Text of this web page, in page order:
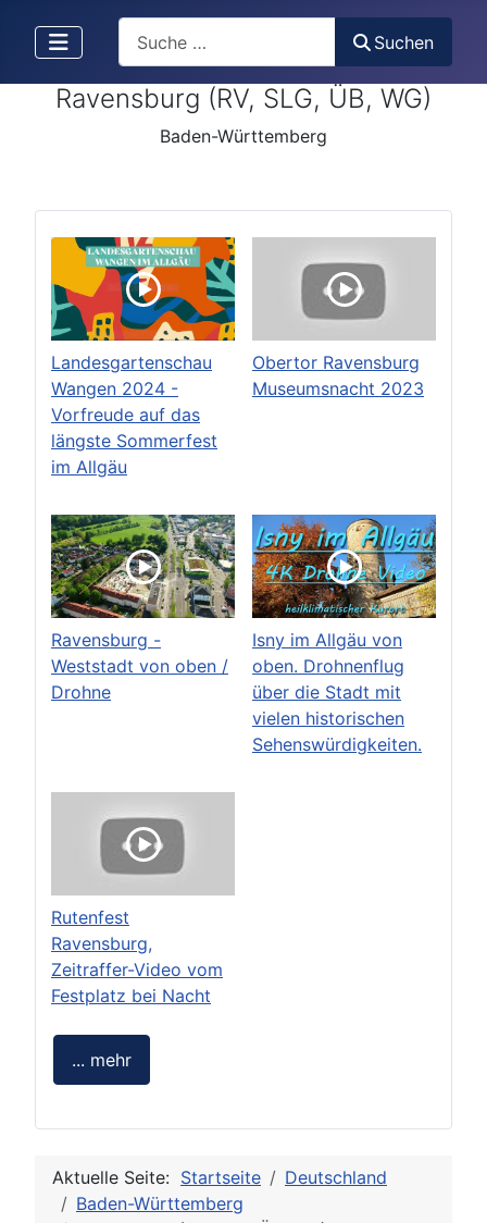
Suchen
Ravensburg (RV, SLG, ÜB, WG)
Baden-Württemberg
Landesgartenschau
Wangen 2024 -
Vorfreude auf das
längste Sommerfest
im Allgäu
Obertor Ravensburg
Museumsnacht 2023
Ravensburg -
Weststadt von oben /
Drohne
Isny im Allgäu von
oben. Drohnenflug
über die Stadt mit
vielen historischen
Sehenswürdigkeiten.
Rutenfest
Ravensburg,
Zeitraffer-Video vom
Festplatz bei Nacht
... mehr
Aktuelle Seite: Startseite
Deutschland
Baden-Württemberg